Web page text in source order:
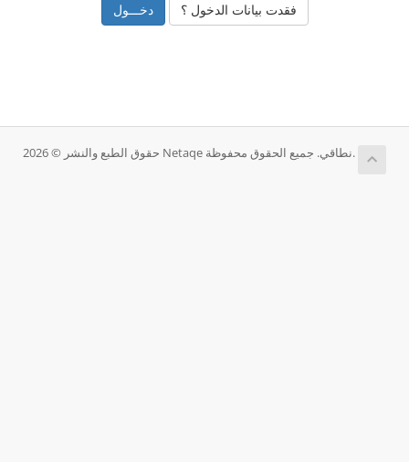
فقدت بيانات الدخول ؟
حقوق الطبع والنشر © 2026 Netaqe نطاقي. جميع الحقوق محفوظة.